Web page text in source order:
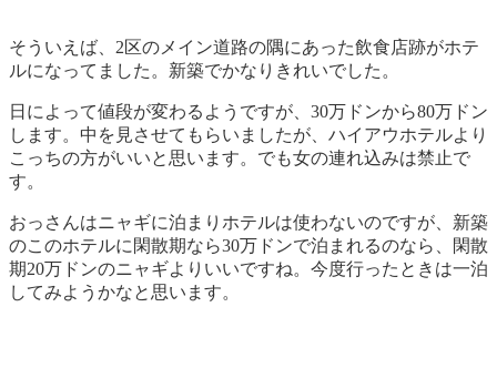
そういえば、2区のメイン道路の隅にあった飲食店跡がホテ
ルになってました。新築でかなりきれいでした。
日によって値段が変わるようですが、30万ドンから80万ドン
します。中を見させてもらいましたが、ハイアウホテルより
こっちの方がいいと思います。でも女の連れ込みは禁止で
す。
おっさんはニャギに泊まりホテルは使わないのですが、新築
のこのホテルに閑散期なら30万ドンで泊まれるのなら、閑散
期20万ドンのニャギよりいいですね。今度行ったときは一泊
してみようかなと思います。